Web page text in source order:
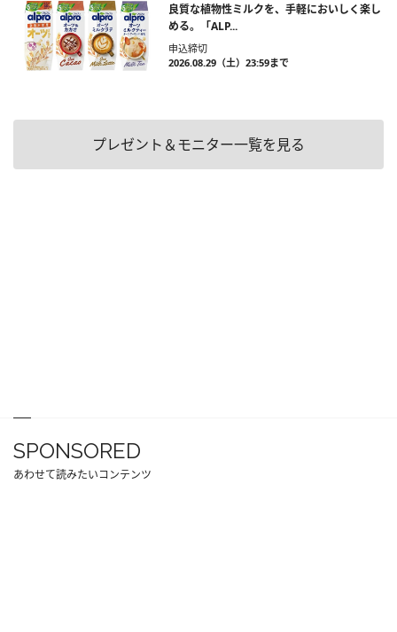
良質な植物性ミルクを、手軽においしく楽し
める。「ALP...
申込締切
2026.08.29（土）23:59まで
プレゼント＆モニター一覧を見る
SPONSORED
あわせて読みたいコンテンツ